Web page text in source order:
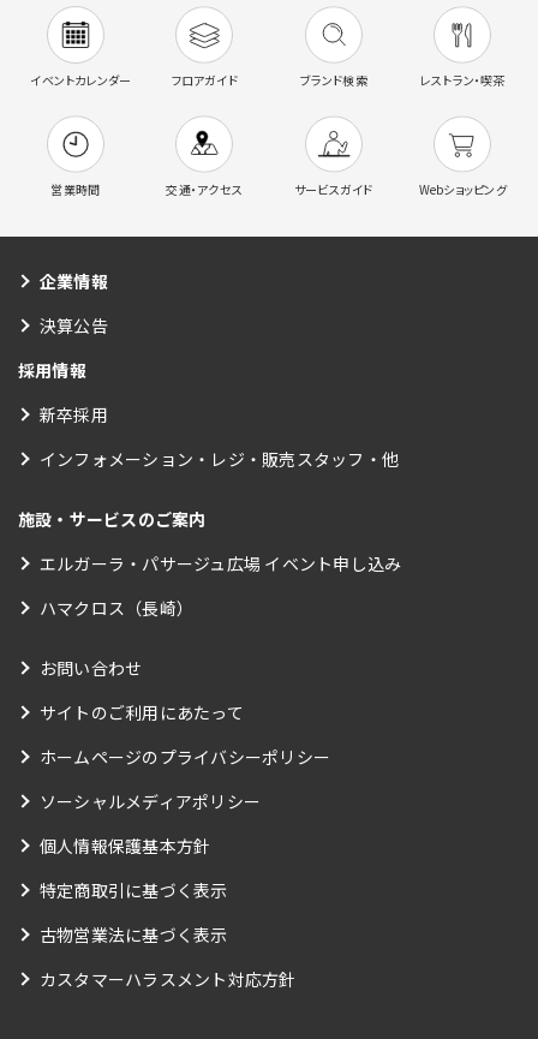
イベントカレンダー フロアガイド ブランド検索 レストラン・喫茶
営業時間 交通・アクセス サービスガイド Webショッピング
企業情報
決算公告
採用情報
新卒採用
インフォメーション・レジ・販売スタッフ・他
施設・サービスのご案内
エルガーラ・パサージュ広場 イベント申し込み
ハマクロス（長崎）
お問い合わせ
サイトのご利用にあたって
ホームページのプライバシーポリシー
ソーシャルメディアポリシー
個人情報保護基本方針
特定商取引に基づく表示
古物営業法に基づく表示
カスタマーハラスメント対応方針